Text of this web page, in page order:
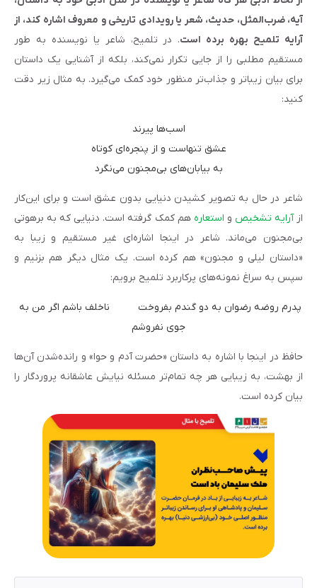
آیه، ضرب‌المثل، حدیث، شعر یا رویدادی تاریخی و معروف اشاره کند، از
آرایه تلمیح بهره برده است. در تلمیح، شاعر یا نویسنده به طور
مستقیم مطلبی را از جایی تکرار نمی‌کند، بلکه از آشنایی یک داستان
برای بیان زیباتر و جذاب‌تر منظور خود کمک می‌گیرد. به مثال زیر دقت
کنید:
اسب‌ها پیرند
عشق تنهاست و از پنجره‌ای کوتاه
به بیابان‌های بی‌مجنون می‌نگرد
شاعر در حال به تصویر کشیدن دنیایی بدون عشق است و برای این‌کار
ازآرایه تشخیص و استعاره هم کمک گرفته است. دنیایی که به برهوتی
بی‌مجنون می‌ماند. شاعر در اینجا اشاره‌ای غیر مستقیم و زیبا به
«داستان لیلی و مجنون» هم کرده است. یک مثال دیگر هم بزنیم و
سپس به سراغ نمونه‌های پرکاربرد تلمیح برویم:
جوی نفروشم
حافظ در اینجا با اشاره به داستان «حضرت آدم و حوا» و رانده‌‌شدن آن‌ها
از بهشت، به زیبایی هر چه تمام‌تر مسئله نیایش عاشقانه پروردگار را
بیان کرده است.